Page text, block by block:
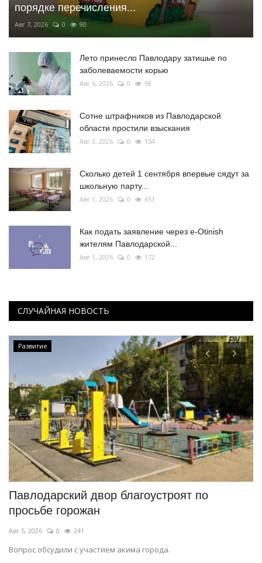
порядке перечисления...
Авг 7, 2026 0 90
Лето принесло Павлодару затишье по
заболеваемости корью
Авг 6, 2026 0 98
Сотне штрафников из Павлодарской
области простили взыскания
Авг 3, 2026 0 154
Сколько детей 1 сентября впервые сядут за
школьную парту...
Авг 1, 2026 0 651
Как подать заявление через e-Otinish
жителям Павлодарской...
Авг 1, 2026 0 172
СЛУЧАЙНАЯ НОВОСТЬ
Развитие
Павлодарский двор благоустроят по
просьбе горожан
Авг 5, 2026 0 241
Вопрос обсудили с участием акима города.